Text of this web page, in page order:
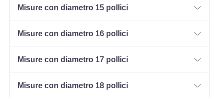
Misure con diametro 15 pollici
Misure con diametro 16 pollici
Misure con diametro 17 pollici
Misure con diametro 18 pollici